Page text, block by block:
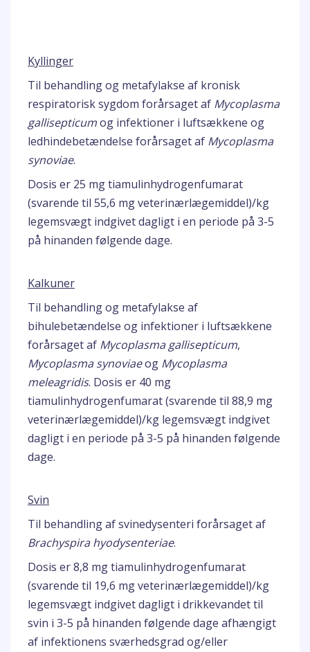
Kyllinger
Til behandling og metafylakse af kronisk
respiratorisk sygdom forårsaget af Mycoplasma
gallisepticumog infektioner i luftsækkene og
ledhindebetændelse forårsaget af Mycoplasma
synoviae.
Dosis er 25 mg tiamulinhydrogenfumarat
(svarende til 55,6 mg veterinærlægemiddel)/kg
legemsvægt indgivet dagligt i en periode på 3-5
på hinanden følgende dage.
Kalkuner
Til behandling og metafylakse af
bihulebetændelse og infektioner i luftsækkene
forårsaget af Mycoplasma gallisepticum,
Mycoplasma synoviaeog Mycoplasma
meleagridis. Dosis er 40 mg
tiamulinhydrogenfumarat (svarende til 88,9 mg
veterinærlægemiddel)/kg legemsvægt indgivet
dagligt i en periode på 3-5 på hinanden følgende
dage.
Svin
Til behandling af svinedysenteri forårsaget af
Brachyspira hyodysenteriae.
Dosis er 8,8 mg tiamulinhydrogenfumarat
(svarende til 19,6 mg veterinærlægemiddel)/kg
legemsvægt indgivet dagligt i drikkevandet til
svin i 3-5 på hinanden følgende dage afhængigt
af infektionens sværhedsgrad og/eller